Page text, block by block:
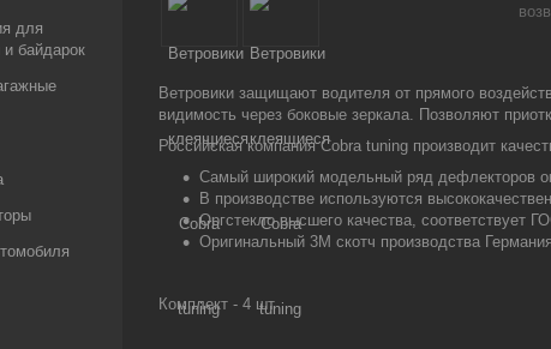
Ветровики защищают водителя от прямого
видимость через боковые зеркала. Позволяют
Российская компания Cobra tuning производит
Самый широкий модельный ряд дефлекторов
В производстве используются
Оргстекло высшего качества, соответствует
Оригинальный 3М скотч производства
Комплект - 4 шт
для
байдарок